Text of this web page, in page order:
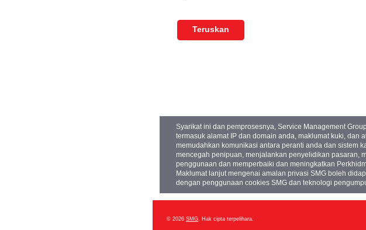
Syarikat ini dan pemprosesnya, Service Management
termasuk alamat IP dan domain anda, maklumat kuki, dan
memudahkan komunikasi antara peranti anda dan sistem
mencegah penipuan, menjalankan penyelidikan pasaran,
penggunaan dan memperbaiki dan meningkatkan
Maklumat lanjut mengenai amalan privasi SMG boleh
dengan penggunaan cookies SMG dan teknologi
© 2026 SMG . Hak cipta terpelihara.